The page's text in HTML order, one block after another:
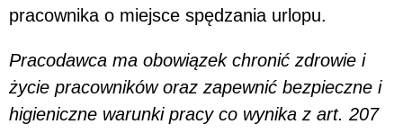
pracownika o miejsce spędzania urlopu.
Pracodawca ma obowiązek chronić zdrowie i
życie pracowników oraz zapewnić bezpieczne i
higieniczne warunki pracy co wynika z art. 207